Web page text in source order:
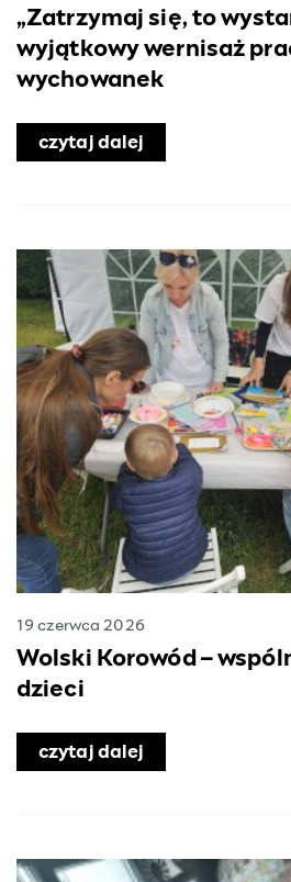
„Zatrzymaj się, to
wyjątkowy wernisaż
wychowanek
czytaj dalej
19 czerwca 2026
Wolski Korowód –
dzieci
czytaj dalej